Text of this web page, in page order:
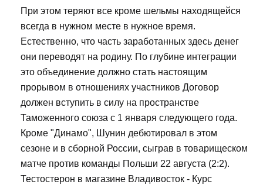
При этом теряют все кроме шельмы находящейся
всегда в нужном месте в нужное время.
Естественно, что часть заработанных здесь денег
они переводят на родину. По глубине интеграции
это объединение должно стать настоящим
прорывом в отношениях участников Договор
должен вступить в силу на пространстве
Таможенного союза с 1 января следующего года.
Кроме "Динамо", Шунин дебютировал в этом
сезоне и в сборной России, сыграв в товарищеском
матче против команды Польши 22 августа (2:2).
Тестостерон в магазине Владивосток - Курс